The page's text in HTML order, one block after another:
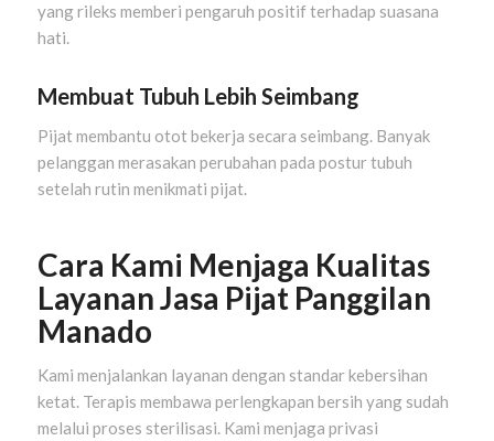
yang rileks memberi pengaruh positif terhadap suasana
hati.
Membuat Tubuh Lebih Seimbang
Pijat membantu otot bekerja secara seimbang. Banyak
pelanggan merasakan perubahan pada postur tubuh
setelah rutin menikmati pijat.
Cara Kami Menjaga Kualitas
Layanan Jasa Pijat Panggilan
Manado
Kami menjalankan layanan dengan standar kebersihan
ketat. Terapis membawa perlengkapan bersih yang sudah
melalui proses sterilisasi. Kami menjaga privasi